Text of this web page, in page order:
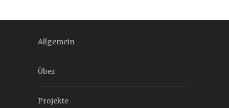
Allgemein
Über
Projekte